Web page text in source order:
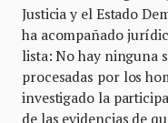
Justicia y el Estado
ha acompañado
lista: No hay ninguna
procesadas por los
investigado la
de las evidencias de